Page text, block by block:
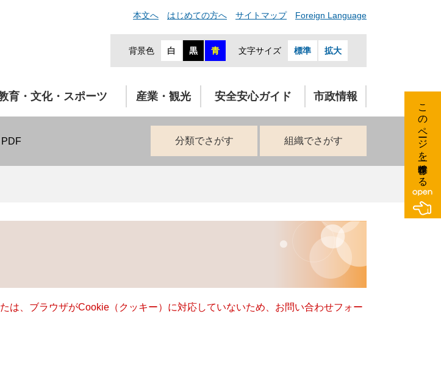
本文へ はじめての方へ サイトマップ Foreign Language
背景色 白 黒 青 文字サイズ 標準 拡大
育・文化・スポーツ 産業・観光 安全安心ガイド 市政情報
PDF 分類でさがす 組織でさがす
は、ブラウザがCookie（クッキー）に対応していないため、お問い合わせフォー
このページを一時保存する